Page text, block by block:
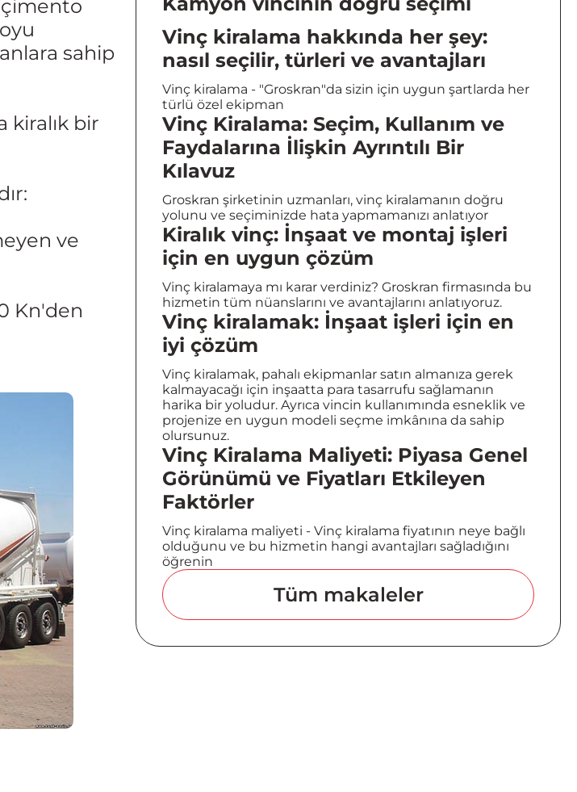
sahip
bir
ve
Kn'den
Vinç kiralama hakkında her şey:
nasıl seçilir, türleri ve avantajları
Vinç kiralama - "Groskran"da sizin için uygun şartlarda her
türlü özel ekipman
Vinç Kiralama: Seçim, Kullanım ve
Faydalarına İlişkin Ayrıntılı Bir
Kılavuz
Groskran şirketinin uzmanları, vinç kiralamanın doğru
yolunu ve seçiminizde hata yapmamanızı anlatıyor
Kiralık vinç: İnşaat ve montaj işleri
için en uygun çözüm
Vinç kiralamaya mı karar verdiniz? Groskran firmasında bu
hizmetin tüm nüanslarını ve avantajlarını anlatıyoruz.
Vinç kiralamak: İnşaat işleri için en
iyi çözüm
Vinç kiralamak, pahalı ekipmanlar satın almanıza gerek
kalmayacağı için inşaatta para tasarrufu sağlamanın
harika bir yoludur. Ayrıca vincin kullanımında esneklik ve
projenize en uygun modeli seçme imkânına da sahip
olursunuz.
Vinç Kiralama Maliyeti: Piyasa Genel
Görünümü ve Fiyatları Etkileyen
Faktörler
Vinç kiralama maliyeti - Vinç kiralama fiyatının neye bağlı
olduğunu ve bu hizmetin hangi avantajları sağladığını
öğrenin
Tüm makaleler